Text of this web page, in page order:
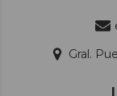
Gral.